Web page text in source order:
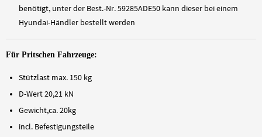
benötigt, unter der Best.-Nr. 59285ADE50 kann dieser bei einem
Hyundai-Händler bestellt werden
Für Pritschen Fahrzeuge:
Stützlast max. 150 kg
D-Wert 20,21 kN
Gewicht,ca. 20kg
incl. Befestigungsteile